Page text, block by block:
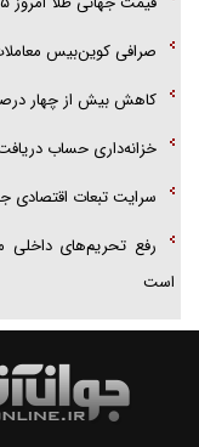
صرافی کوین‌بیس معاملات ۶ رمزارز را متوقف
کاهش بیش از چهار
خزانه‌داری حساب
سرایت تبعات اقتصادی
رفع تحریم‌های داخلی
است